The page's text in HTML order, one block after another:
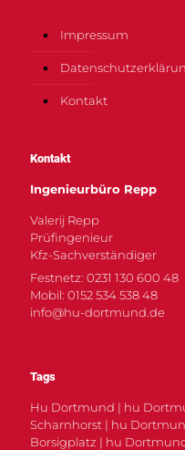
Impressum
Kontakt
Kontakt
Ingenieurbüro Repp
Valerij Repp
Prüfingenieur
Kfz-Sachverständiger
Festnetz: 0231 130 600 48
Mobil: 0152 534 538 48
info@hu-dortmund.de
Tags
Hu Dortmund | hu
Scharnhorst | hu
Borsigplatz | hu